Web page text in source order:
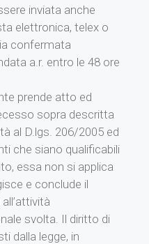
inviata anche
elettronica, telex o
confermata
a.r. entro le 48 ore
prende atto ed
sopra descritta
al D.lgs. 206/2005 ed
che siano qualificabili
essa non si applica
e conclude il
svolta. Il diritto di
dalla legge, in